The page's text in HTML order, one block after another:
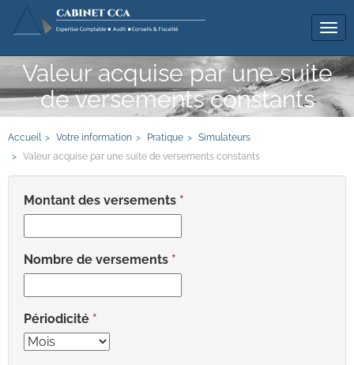
Valeur acquise par une suite
de versements constants
Accueil Votre information Pratique
Simulateurs
Valeur acquise par une suite de versements constants
Montant des versements
Nombre de versements
Périodicité